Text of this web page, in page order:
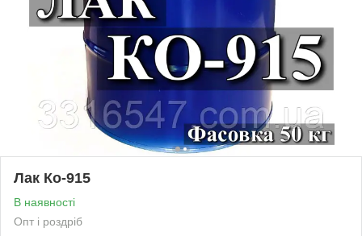
Лак Ко-915
В наявності
Опт і роздріб